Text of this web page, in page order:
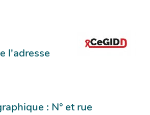
l'adresse
: N° et rue